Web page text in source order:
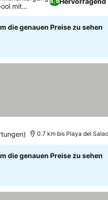
mit
die genauen Preise zu sehen
0.7 km bis Playa del Salao
die genauen Preise zu sehen